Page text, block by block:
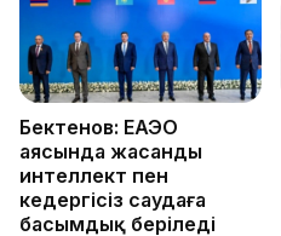
Бектенов: ЕАЭО
аясында жасанды
интеллект пен
кедергісіз саудаға
басымдық беріледі